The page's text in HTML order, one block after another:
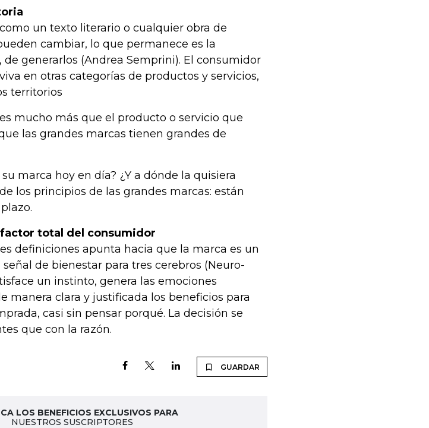
un texto literario o cualquier obra de
cambiar, lo que permanece es la
generarlos (Andrea Semprini). El consumidor
en otras categorías de productos y servicios,
territorios
mucho más que el producto o servicio que
las grandes marcas tienen grandes de
marca hoy en día? ¿Y a dónde la quisiera
los principios de las grandes marcas: están
total del consumidor
definiciones apunta hacia que la marca es un
de bienestar para tres cerebros (Neuro-
un instinto, genera las emociones
manera clara y justificada los beneficios para
casi sin pensar porqué. La decisión se
que con la razón.
GUARDAR
LOS BENEFICIOS EXCLUSIVOS PARA
NUESTROS SUSCRIPTORES